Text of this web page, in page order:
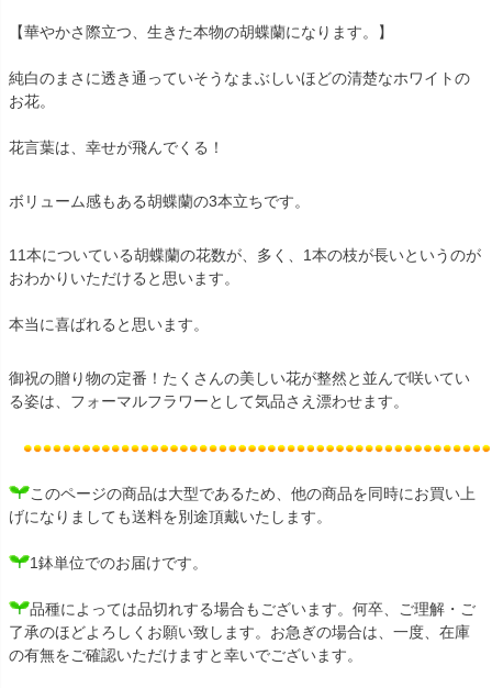
【華やかさ際立つ、生きた本物の胡蝶蘭になります。】
純白のまさに透き通っていそうなまぶしいほどの清楚なホワイトの
お花。
花言葉は、幸せが飛んでくる！
ボリューム感もある胡蝶蘭の3本立ちです。
11本についている胡蝶蘭の花数が、多く、1本の枝が長いというのが
おわかりいただけると思います。
本当に喜ばれると思います。
御祝の贈り物の定番！たくさんの美しい花が整然と並んで咲いてい
る姿は、フォーマルフラワーとして気品さえ漂わせます。
このページの商品は大型であるため、他の商品を同時にお買い上
げになりましても送料を別途頂戴いたします。
1鉢単位でのお届けです。
品種によっては品切れする場合もございます。何卒、ご理解・ご
了承のほどよろしくお願い致します。お急ぎの場合は、一度、在庫
の有無をご確認いただけますと幸いでございます。